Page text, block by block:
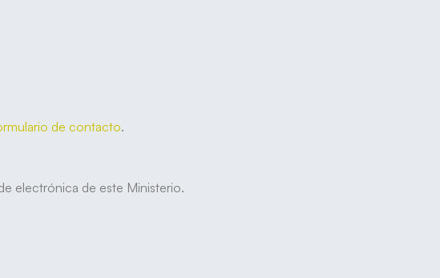
de contacto.
electrónica de este Ministerio.